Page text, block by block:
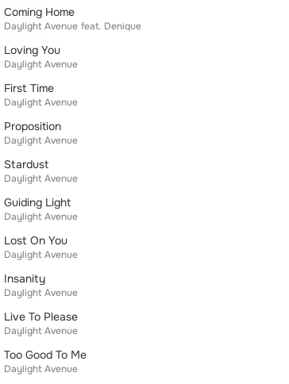
Coming Home
Daylight Avenue feat. Denique
Loving You
Daylight Avenue
First Time
Daylight Avenue
Proposition
Daylight Avenue
Stardust
Daylight Avenue
Guiding Light
Daylight Avenue
Lost On You
Daylight Avenue
Insanity
Daylight Avenue
Live To Please
Daylight Avenue
Too Good To Me
Daylight Avenue